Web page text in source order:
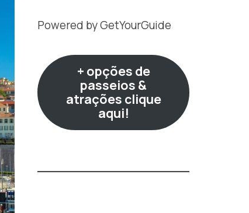
Powered byGetYourGuide
+ opções de
passeios &
atrações clique
aqui!